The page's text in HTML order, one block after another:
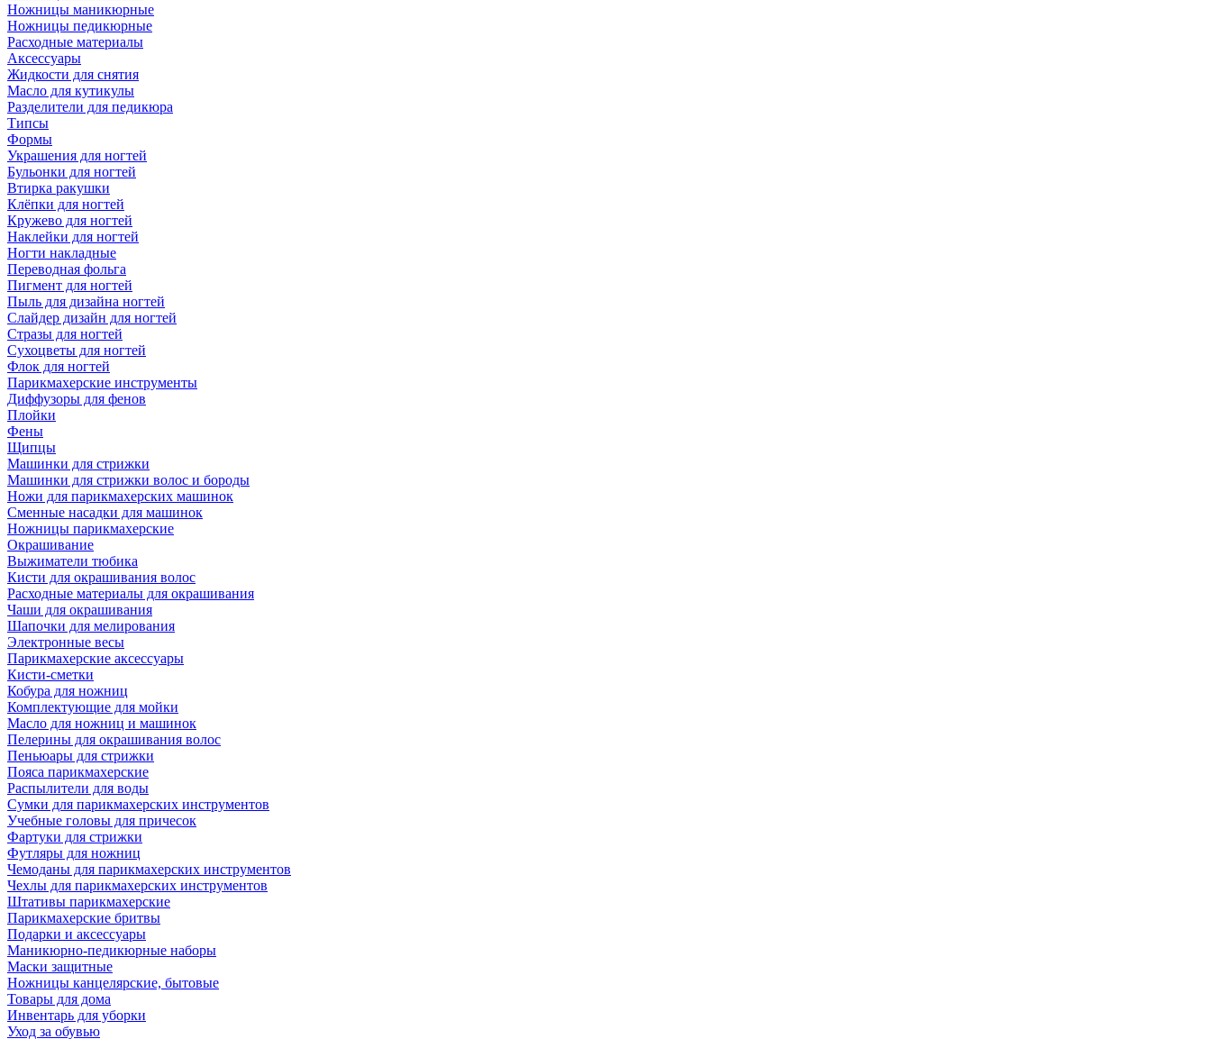
Ножницы маникюрные
Ножницы педикюрные
Расходные материалы
Аксессуары
Жидкости для снятия
Масло для кутикулы
Разделители для педикюра
Типсы
Формы
Украшения для ногтей
Бульонки для ногтей
Втирка ракушки
Клёпки для ногтей
Кружево для ногтей
Наклейки для ногтей
Ногти накладные
Переводная фольга
Пигмент для ногтей
Пыль для дизайна ногтей
Слайдер дизайн для ногтей
Стразы для ногтей
Сухоцветы для ногтей
Флок для ногтей
Парикмахерские инструменты
Диффузоры для фенов
Плойки
Фены
Щипцы
Машинки для стрижки
Машинки для стрижки волос и бороды
Ножи для парикмахерских машинок
Сменные насадки для машинок
Ножницы парикмахерские
Окрашивание
Выжиматели тюбика
Кисти для окрашивания волос
Расходные материалы для окрашивания
Чаши для окрашивания
Шапочки для мелирования
Электронные весы
Парикмахерские аксессуары
Кисти-сметки
Кобура для ножниц
Комплектующие для мойки
Масло для ножниц и машинок
Пелерины для окрашивания волос
Пеньюары для стрижки
Пояса парикмахерские
Распылители для воды
Сумки для парикмахерских инструментов
Учебные головы для причесок
Фартуки для стрижки
Футляры для ножниц
Чемоданы для парикмахерских инструментов
Чехлы для парикмахерских инструментов
Штативы парикмахерские
Парикмахерские бритвы
Подарки и аксессуары
Маникюрно-педикюрные наборы
Маски защитные
Ножницы канцелярские, бытовые
Товары для дома
Инвентарь для уборки
Уход за обувью